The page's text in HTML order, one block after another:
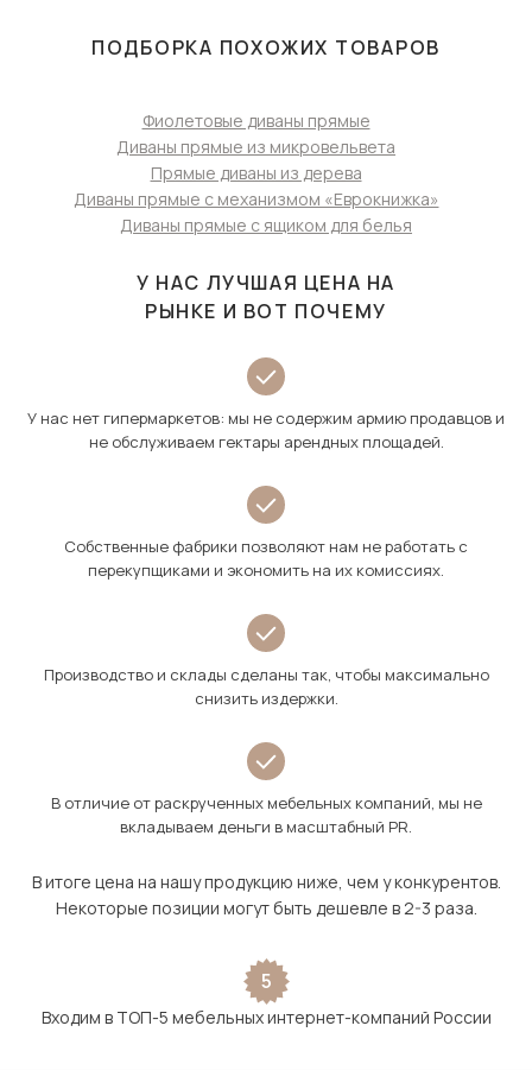
ПОДБОРКА ПОХОЖИХ ТОВАРОВ
Фиолетовые диваны прямые
Диваны прямые из микровельвета
Прямые диваны из дерева
Диваны прямые с механизмом «Еврокнижка»
Диваны прямые с ящиком для белья
У НАС ЛУЧШАЯ ЦЕНА НА
РЫНКЕ И ВОТ ПОЧЕМУ
У нас нет гипермаркетов: мы не содержим армию продавцов и
не обслуживаем гектары арендных площадей.
Собственные фабрики позволяют нам не работать с
перекупщиками и экономить на их комиссиях.
Производство и склады сделаны так, чтобы максимально
снизить издержки.
В отличие от раскрученных мебельных компаний, мы не
вкладываем деньги в масштабный PR.
В итоге цена на нашу продукцию ниже, чем у конкурентов.
Некоторые позиции могут быть дешевле в 2-3 раза.
5
Входим в ТОП-5 мебельных интернет-компаний России